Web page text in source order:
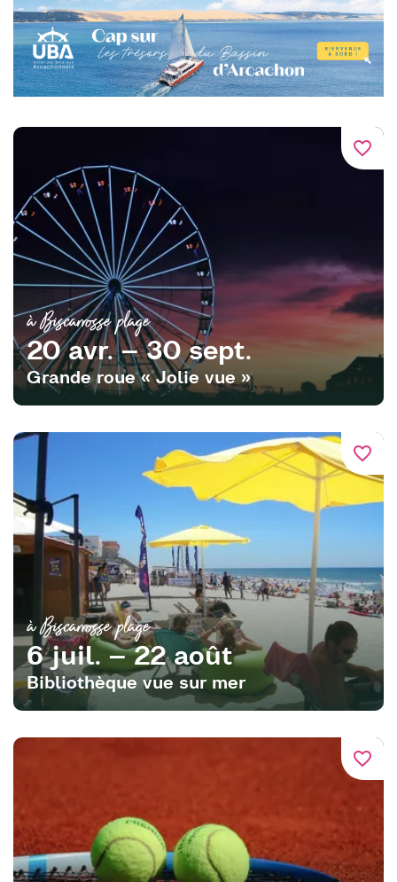
favorite_border
à Biscarrosse plage
20 avr. – 30 sept.
Grande roue « Jolie vue »
favorite_border
à Biscarrosse plage
6 juil. – 22 août
Bibliothèque vue sur mer
favorite_border